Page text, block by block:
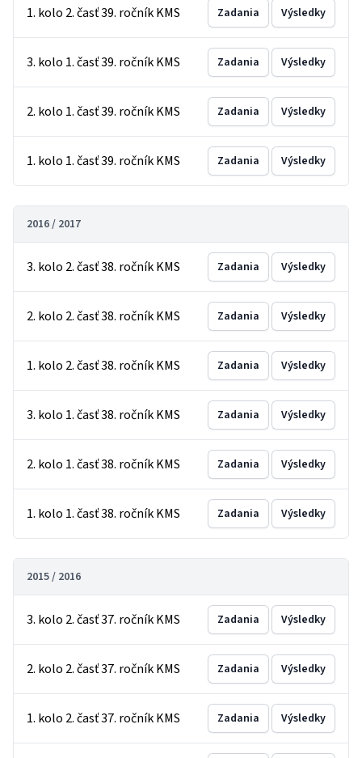
1. kolo 2. časť 39. ročník KMS Zadania Výsledky
3. kolo 1. časť 39. ročník KMS Zadania Výsledky
2. kolo 1. časť 39. ročník KMS Zadania Výsledky
1. kolo 1. časť 39. ročník KMS Zadania Výsledky
2016 / 2017
3. kolo 2. časť 38. ročník KMS Zadania Výsledky
2. kolo 2. časť 38. ročník KMS Zadania Výsledky
1. kolo 2. časť 38. ročník KMS Zadania Výsledky
3. kolo 1. časť 38. ročník KMS Zadania Výsledky
2. kolo 1. časť 38. ročník KMS Zadania Výsledky
1. kolo 1. časť 38. ročník KMS Zadania Výsledky
2015 / 2016
3. kolo 2. časť 37. ročník KMS Zadania Výsledky
2. kolo 2. časť 37. ročník KMS Zadania Výsledky
1. kolo 2. časť 37. ročník KMS Zadania Výsledky